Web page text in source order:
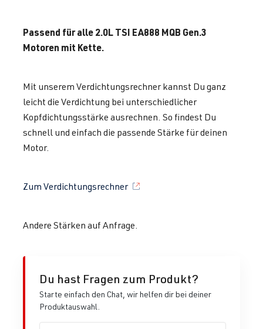
Passend für alle 2.0L TSI EA888 MQB Gen.3
Motoren mit Kette.
Mit unserem Verdichtungsrechner kannst Du ganz
leicht die Verdichtung bei unterschiedlicher
Kopfdichtungsstärke ausrechnen. So findest Du
schnell und einfach die passende Stärke für deinen
Motor.
Zum Verdichtungsrechner
Andere Stärken auf Anfrage.
Du hast Fragen zum Produkt?
Starte einfach den Chat, wir helfen dir bei deiner
Produktauswahl.